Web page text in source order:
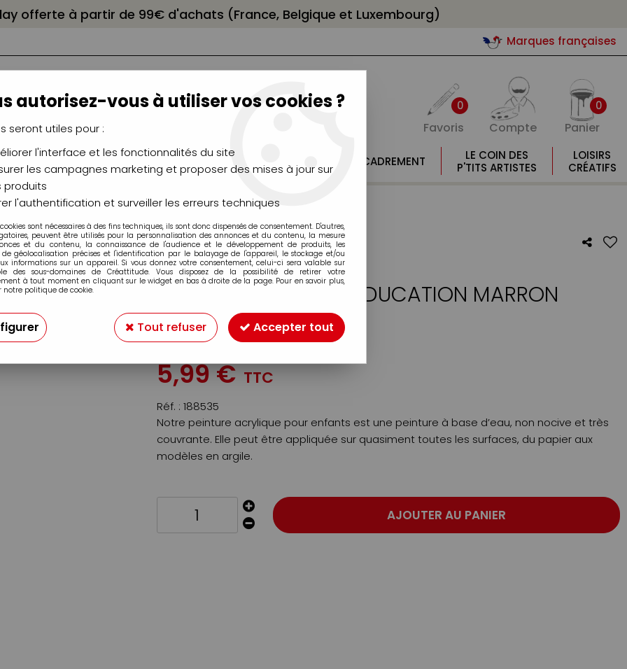
offerte à partir de 99€ d'achats (France, Belgique et Luxembourg)
Marques françaises
0
Favoris Compte
0
Panier
CHÂSSIS
CHEVALETS
AÉROGRAPHIE
MODÉLISME
MOULAGE
ENCADREMENT
LE COIN DES
P'TITS ARTISTES
LOISIRS
CRÉATIFS
BOUGEOIS >ACRYLIQUE SATINEE EDUCATION MARRON 500ML
ACRYLIQUE SATINEE EDUCATION MARRON
500ML
Soyez le premier à donner votre avis !
5,99€TTC
Réf. : 188535
Notre peinture acrylique pour enfants est une peinture à base d’eau, non nocive et très
couvrante. Elle peut être appliquée sur quasiment toutes les surfaces, du papier aux
modèles en argile.
AJOUTER AU PANIER
autorisez-vous à utiliser vos cookies ?
seront utiles pour :
l'interface et les fonctionnalités du site
les campagnes marketing et proposer des mises à jour sur
produits
l'authentification et surveiller les erreurs techniques
sont nécessaires à des fins techniques, ils sont donc dispensés de consentement. D'autres,
peuvent être utilisés pour la personnalisation des annonces et du contenu, la mesure
et du contenu, la connaissance de l'audience et le développement de produits, les
de géolocalisation précises et l'identification par le balayage de l'appareil, le stockage et/ou
informations sur un appareil. Si vous donnez votre consentement, celui-ci sera valable sur
des sous-domaines de Créattitude. Vous disposez de la possibilité de retirer votre
à tout moment en cliquant sur le widget en bas à droite de la page. Pour en savoir plus,
notre politique de cookie.
Tout refuser Accepter tout